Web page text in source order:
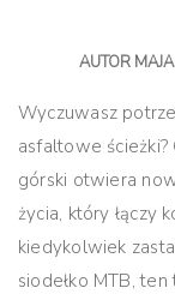
AUTOR
Wyczuwasz
asfaltowe ścieżki?
górski otwiera
życia, który łączy
kiedykolwiek
siodełko MTB,